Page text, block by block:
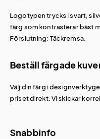
Logotypen trycks i svart,
färg som kontrasterar bäst
Förslutning: Täckremsa.
Beställ färgade
Välj din färg i
priset direkt. Vi skickar
Snabbinfo